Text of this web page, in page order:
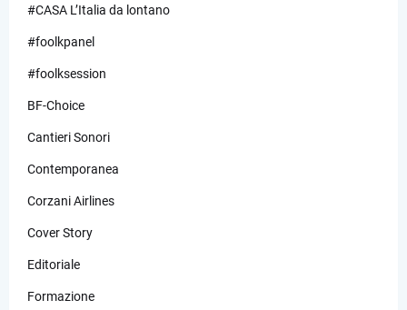
#CASA L’Italia da lontano
#foolkpanel
#foolksession
BF-Choice
Cantieri Sonori
Contemporanea
Corzani Airlines
Cover Story
Editoriale
Formazione